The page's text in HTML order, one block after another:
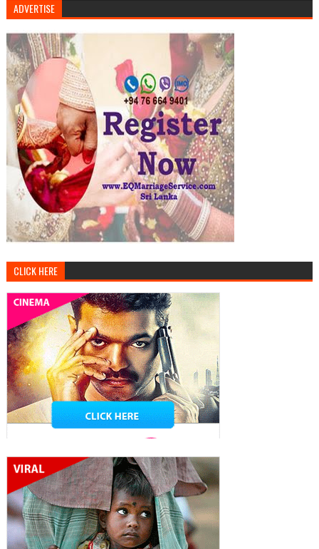
ADVERTISE
CLICK HERE